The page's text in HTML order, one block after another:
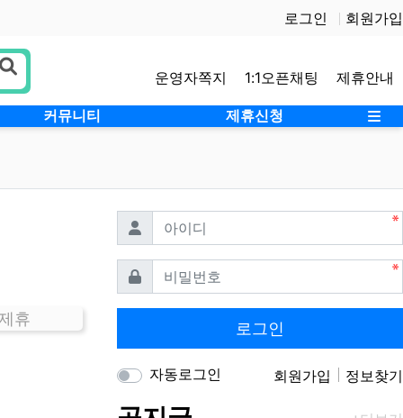
로그인 회원가입
운영자쪽지 1:1오픈채팅 제휴안내
커뮤니티 제휴신청 사
휴
아이디 필수
비밀번호필수
로그인
자동로그인 회원가입 정보찾기